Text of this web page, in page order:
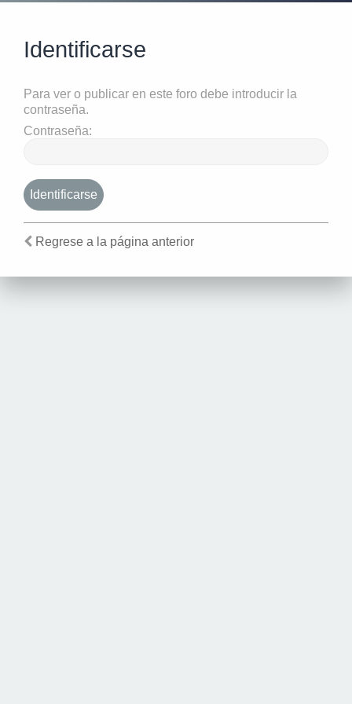
Identificarse
Para ver o publicar en este foro debe introducir la
contraseña.
Contraseña:
Regrese a la página anterior